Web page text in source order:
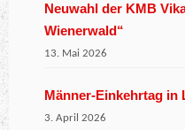
Neuwahl der KMB
Wienerwald“
13. Mai 2026
Männer-Einkehrtag in
3. April 2026